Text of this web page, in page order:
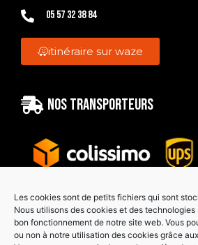
Les cookies sont de petits fichiers qui sont
Nous utilisons des cookies et des
bon fonctionnement de notre site web. Vous
ou non à notre utilisation des cookies grâce
05 57 32 38 84
itinéraire sur waze
Nos transporteurs
Paiement sécurisé